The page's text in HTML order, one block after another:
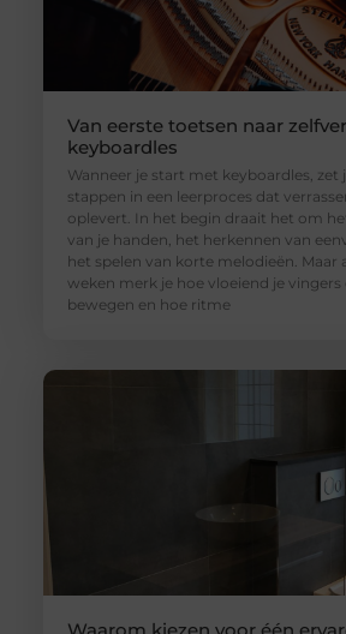
Van eerste toetsen naar
keyboardles
Wanneer je start met keyboardles, zet
stappen in een leerproces dat
oplevert. In het begin draait het om
van je handen, het herkennen van
het spelen van korte melodieën. Maar
weken merk je hoe vloeiend je
bewegen en hoe ritme